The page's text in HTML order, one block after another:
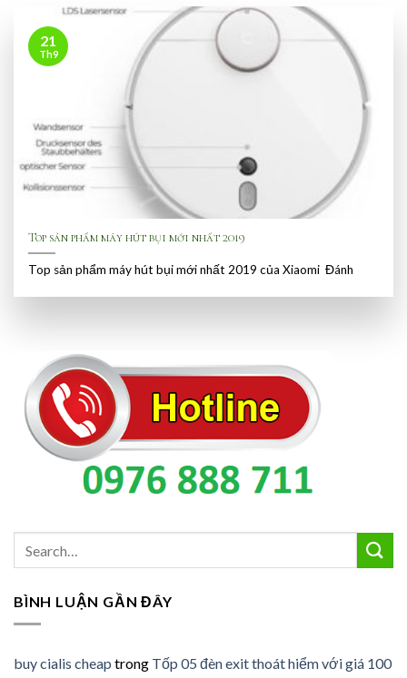
Top sản phẩm máy hút bụi mới nhất 2019
Top sản phẩm máy hút bụi mới nhất 2019 của Xiaomi Đánh
21
Th9
BÌNH LUẬN GẦN ĐÂY
buy cialis cheap trong Tốp 05 đèn exit thoát hiểm với giá 100